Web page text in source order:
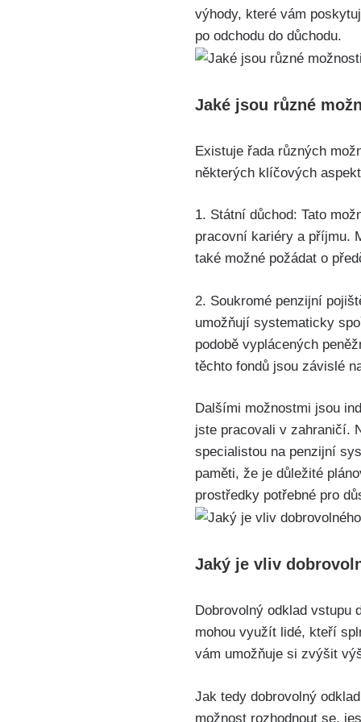
výhody, které vám
po odchodu do důchodu.
Jaké jsou různé
Existuje řada různých
některých klíčových
1. Státní důchod: Tato
pracovní kariéry a příjmu.
také možné požádat o
2. Soukromé penzijní
umožňují systematicky
podobě vyplácených
těchto fondů jsou závislé
Dalšími možnostmi jsou
jste pracovali v zahraničí.
specialistou na penzijní
paměti, že je důležité
prostředky potřebné pro
Jaký je vliv
Dobrovolný odklad vstupu
mohou využít lidé, kteří
vám umožňuje si zvýšit
Jak tedy dobrovolný
možnost rozhodnout se,